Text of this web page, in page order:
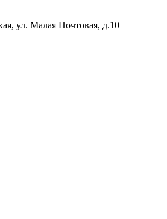
ул. Малая Почтовая, д.10